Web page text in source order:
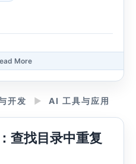
More
开发 ► AI 工具与应用
查找目录中重复